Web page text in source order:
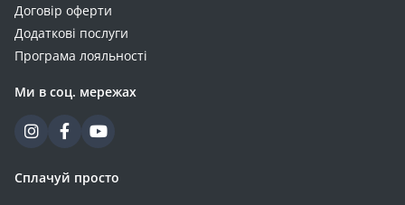
Договір оферти
Додаткові послуги
Програма лояльності
Ми в соц. мережах
Сплачуй просто